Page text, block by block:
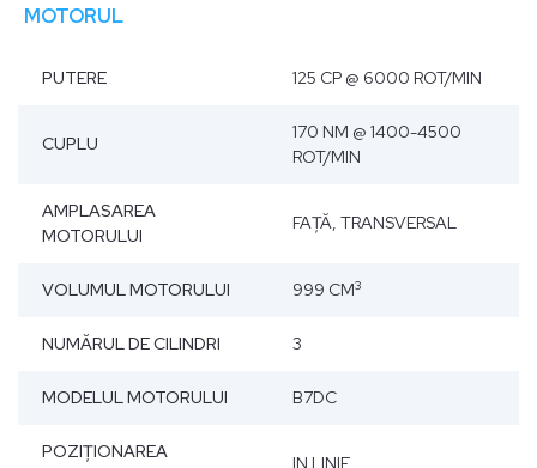
MOTORUL
PUTERE 125 CP @ 6000 ROT/MIN
CUPLU
170 NM @ 1400-4500
ROT/MIN
AMPLASAREA
MOTORULUI
FAŢĂ, TRANSVERSAL
VOLUMUL MOTORULUI 999 CM3
NUMĂRUL DE CILINDRI 3
MODELUL MOTORULUI B7DC
POZIŢIONAREA
IN LINIE